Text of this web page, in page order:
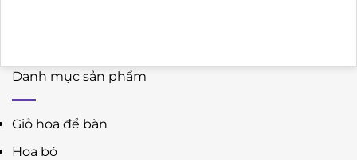
Danh mục sản phẩm
Giỏ hoa để bàn
Hoa bó